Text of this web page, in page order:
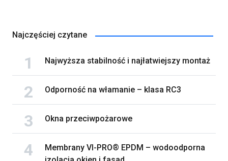
Najczęściej czytane
Najwyższa stabilność i najłatwiejszy montaż
Odporność na włamanie – klasa RC3
Okna przeciwpożarowe
Membrany VI-PRO® EPDM – wodoodporna